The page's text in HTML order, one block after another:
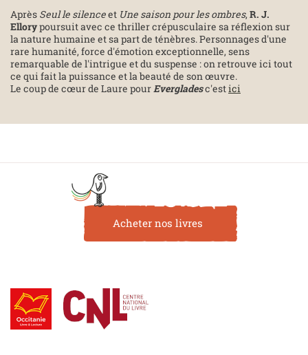
Après Seul le silenceet Une saison pour les ombres, R. J.
Ellorypoursuit avec ce thriller crépusculaire sa réflexion sur
la nature humaine et sa part de ténèbres. Personnages d'une
rare humanité, force d'émotion exceptionnelle, sens
remarquable de l'intrigue et du suspense : on retrouve ici tout
ce qui fait la puissance et la beauté de son œuvre.
Le coup de cœur de Laure pourEvergladesc'estici
Acheter nos livres